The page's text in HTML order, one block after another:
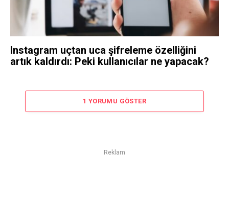
Instagram uçtan uca şifreleme özelliğini
artık kaldırdı: Peki kullanıcılar ne yapacak?
1 YORUMU GÖSTER
Reklam